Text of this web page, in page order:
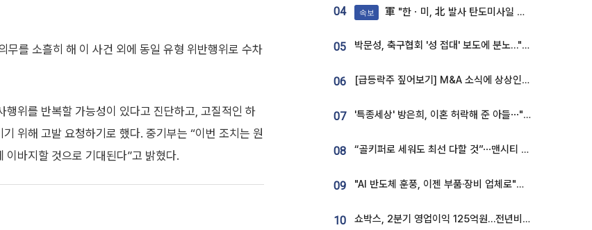
를 소흘히 해 이 사건 외에 동일 유형 위반행위로 수차
위를 반복할 가능성이 있다고 진단하고, 고질적인 하
위해 고발 요청하기로 했다. 중기부는 “이번 조치는 원
바지할 것으로 기대된다”고 밝혔다.
04 속보 軍 "한ㆍ미, 北 발사 탄도미사일 제원 정밀분석 중"
05 박문성, 축구협회 '성 접대' 보도에 분노…"다 말아먹으려고 작정했나"
06 [급등락주 짚어보기] M&A 소식에 상상인증권ㆍ유니켐 ‘상한가’⋯유증 제동 걸린 SK디앤디↑
07 '특종세상' 방은희, 이혼 허락해 준 아들⋯"너무 잘 커줬다" 오열
08 “골키퍼로 세워도 최선 다할 것”⋯맨시티 누네스, 주전 경쟁 각오 [인터뷰]
09 "AI 반도체 훈풍, 이젠 부품·장비 업체로"⋯증권가 HBM 수혜주 조명
10 쇼박스, 2분기 영업이익 125억원…전년비 흑자전환